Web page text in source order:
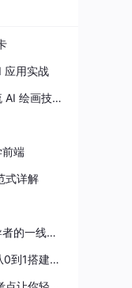
应用实战
AI 绘画技
前端
式详解
的一线实
到1搭建直